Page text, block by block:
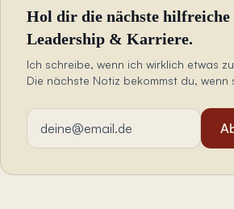
Hol dir die nächste hilfreiche
Leadership & Karriere.
Ich schreibe, wenn ich wirklich etwas
Die nächste Notiz bekommst du, wenn
E-Mail-Adresse